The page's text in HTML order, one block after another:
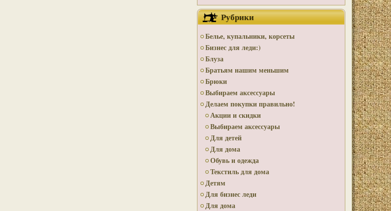
Рубрики
Белье, купальники, корсеты
Бизнес для леди:)
Блуза
Братьям нашим меньшим
Брюки
Выбираем аксессуары
Делаем покупки правильно!
Акции и скидки
Выбираем аксессуары
Для детей
Для дома
Обувь и одежда
Текстиль для дома
Детям
Для бизнес леди
Для дома